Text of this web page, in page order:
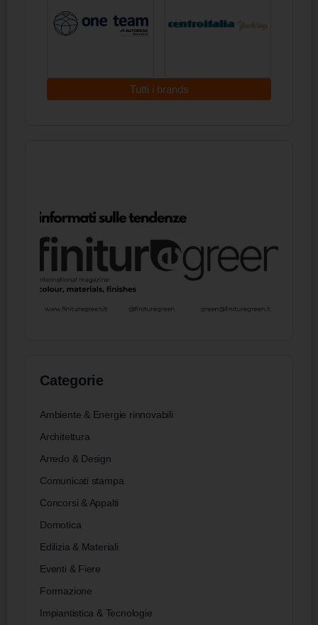
Tutti i brands
Categorie
Ambiente & Energie rinnovabili
Architettura
Arredo & Design
Comunicati stampa
Concorsi & Appalti
Domotica
Edilizia & Materiali
Eventi & Fiere
Formazione
Impiantistica & Tecnologie